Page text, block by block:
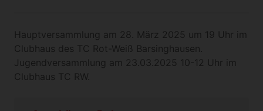
Hauptversammlung am 28. März 2025 um 19 Uhr im
Clubhaus des TC Rot-Weiß Barsinghausen.
Jugendversammlung am 23.03.2025 10-12 Uhr im
Clubhaus TC RW.